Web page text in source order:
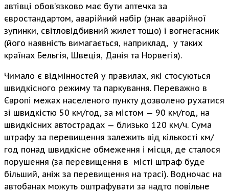
автівці обов’язково має бути аптечка за
євростандартом, аварійний набір (знак аварійної
зупинки, світловідбивний жилет тощо) і вогнегасник
(його наявність вимагається, наприклад, у таких
країнах Бельгія, Швеція, Данія та Норвегія).
Чимало є відмінностей у правилах, які стосуються
швидкісного режиму та паркування. Переважно в
Європі межах населеного пункту дозволено рухатися
зі швидкістю 50 км/год, за містом — 90 км/год, на
швидкісних автострадах — близько 120 км/ч. Сума
штрафу за перевищення залежить від кількості км/
год понад швидкісне обмеження і місця, де сталося
порушення (за перевищення в місті штраф буде
більший, аніж за перевищення на трасі). Водночас на
автобанах можуть оштрафувати за надто повільне